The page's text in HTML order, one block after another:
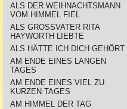
ALS DER WEIHNACHTSMANN
VOM HIMMEL FIEL
ALS GROSSVATER RITA
HAYWORTH LIEBTE
ALS HÄTTE ICH DICH GEHÖRT
AM ENDE EINES LANGEN
TAGES
AM ENDE EINES VIEL ZU
KURZEN TAGES
AM HIMMEL DER TAG